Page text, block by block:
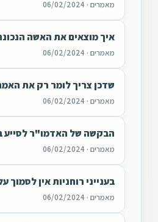
מאמרים · 06/02/2024
איך מוצאים את האשה
מאמרים · 06/02/2024
שדכן צריך לומר רק את
מאמרים · 06/02/2024
הבקשה של האדמו"ר לסייע
מאמרים · 06/02/2024
בענייני רוחניות אין לסמוך
מאמרים · 06/02/2024